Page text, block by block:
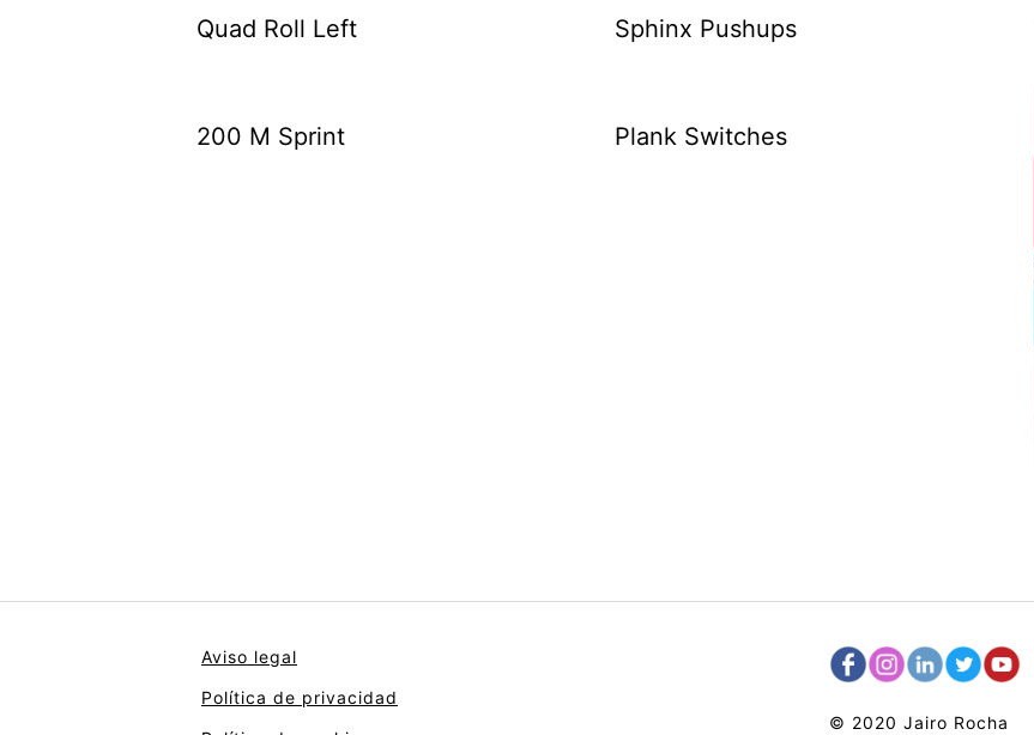
Quad Roll Left Sphinx Pushups
200 M Sprint Plank Switches
Aviso legal
Política de privacidad
© 2020 Jairo Rocha